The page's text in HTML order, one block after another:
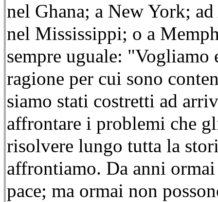
nel Ghana; a New York;
nel Mississippi; o a
sempre uguale: "Vogliamo
ragione per cui sono
siamo stati costretti ad
affrontare i problemi che
risolvere lungo tutta la
affrontiamo. Da anni
pace; ma ormai non